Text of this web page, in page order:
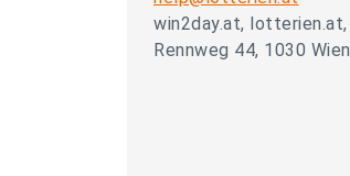
win2day.at, lotterien.at,
Rennweg 44, 1030 Wien